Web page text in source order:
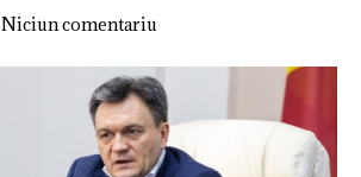
Niciun comentariu